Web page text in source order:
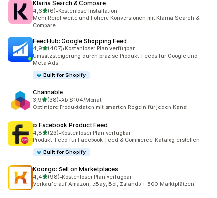
Klarna Search & Compare
4,6von 5 Sternen
(6)
6 Rezensionen insgesamt
•Kostenlose Installation
Mehr Reichweite und höhere Konversionen mit Klarna Search &
Compare
FeedHub: Google Shopping Feed
4,9von 5 Sternen
(407)
407 Rezensionen insgesamt
•Kostenloser Plan verfügbar
Umsatzsteigerung durch präzise Produkt-Feeds für Google und
Meta Ads
Built for Shopify
Channable
3,9von 5 Sternen
(38)
38 Rezensionen insgesamt
•Ab $104/Monat
Optimiere Produktdaten mit smarten Regeln für jeden Kanal
∞ Facebook Product Feed
4,8von 5 Sternen
(23)
23 Rezensionen insgesamt
•Kostenloser Plan verfügbar
Produkt-Feed für Facebook-Feed & Commerce-Katalog erstellen
Built for Shopify
Koongo: Sell on Marketplaces
4,4von 5 Sternen
(98)
98 Rezensionen insgesamt
•Kostenloser Plan verfügbar
Verkaufe auf Amazon, eBay, Bol, Zalando + 500 Marktplätzen